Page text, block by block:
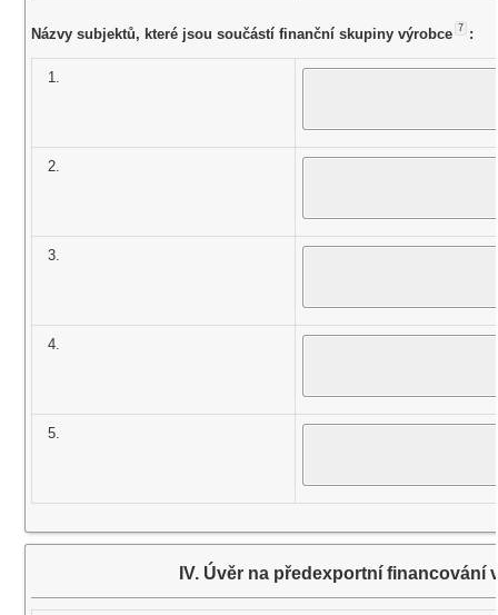
Názvy subjektů, které jsou součástí finanční skupiny výrobce 7 :
1.
2.
3.
4.
5.
IV. Úvěr na předexportní financování